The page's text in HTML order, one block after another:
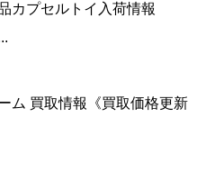
カプセルトイ入荷情報
ム 買取情報《買取価格更新